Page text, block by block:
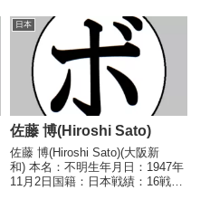
1988年度B級トーナメントライト
フライ級優勝 【戦歴】
1985/12/13...
日本
佐藤 博(Hiroshi Sato)
佐藤 博(Hiroshi Sato)(大阪新
和) 本名：不明生年月日：1947年
11月2日国籍：日本戦績：16戦10